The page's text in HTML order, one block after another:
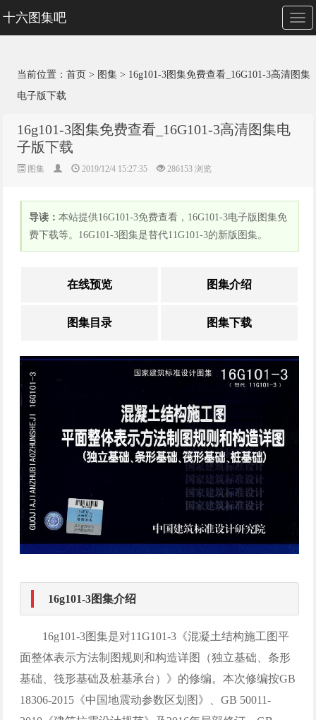
切
换
十六图集吧
当前位置：首页 > 图集 > 16g101-3图集免费查看_16G101-3高清图集
电子版下载
16g101-3图集免费查看_16G101-3高清图集电
子版下载
图集 2019/12/4 15:27:35 286153 浏览
导读：本站提供16G101-3免费查看，16G101-3电子版图集免
费下载等。16G101-3图集是替代11G101-3的新版图集。
在线预览 图集介绍
图集目录 图集下载
16g101-3图集介绍
16g101-3图集是对11G101-3《混凝土结构施工图平
面整体表示方法制图规则和构造详图（独立基础、条形
基础、筏形基础及桩基承台）》的修编。本次修编按GB
18306-2015《中国地震动参数区划图》、GB 50011-